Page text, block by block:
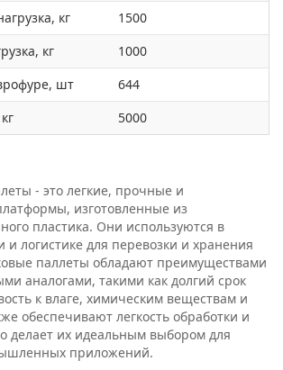
кг
1500
кг
1000
шт
644
5000
- это легкие, прочные и
изготовленные из
пластика. Они используются в
логистике для перевозки и хранения
паллеты обладают преимуществами
аналогами, такими как долгий срок
к влаге, химическим веществам и
обеспечивают легкость обработки и
делает их идеальным выбором для
приложений.